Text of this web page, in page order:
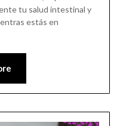
tu salud intestinal y
estás en